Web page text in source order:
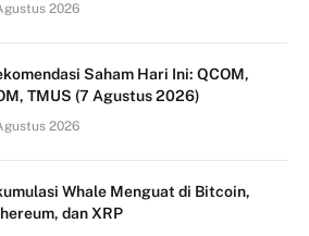
2026
Saham Hari Ini: QCOM,
TMUS (7 Agustus 2026)
2026
Whale Menguat di Bitcoin,
dan XRP